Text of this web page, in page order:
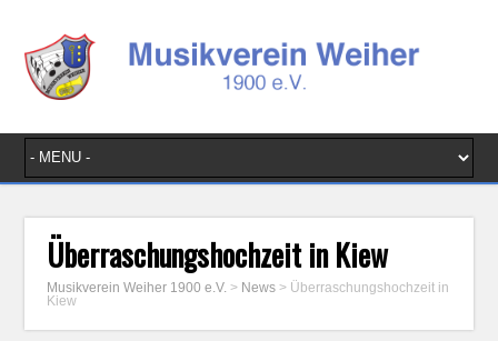
Überraschungshochzeit in Kiew
Musikverein Weiher 1900 e.V. > News > Überraschungshochzeit in
Kiew